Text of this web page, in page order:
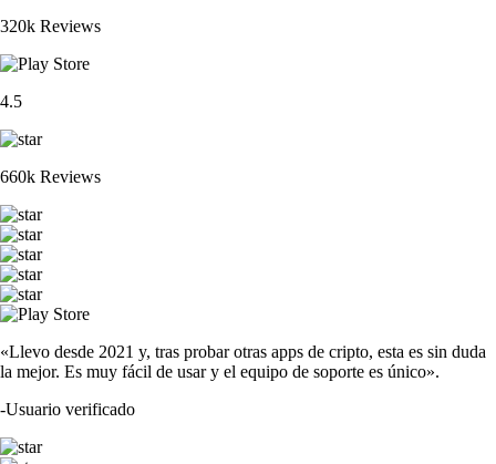
320k Reviews
4.5
660k Reviews
«Llevo desde 2021 y, tras probar otras apps de cripto, esta es sin duda
la mejor. Es muy fácil de usar y el equipo de soporte es único».
-Usuario verificado